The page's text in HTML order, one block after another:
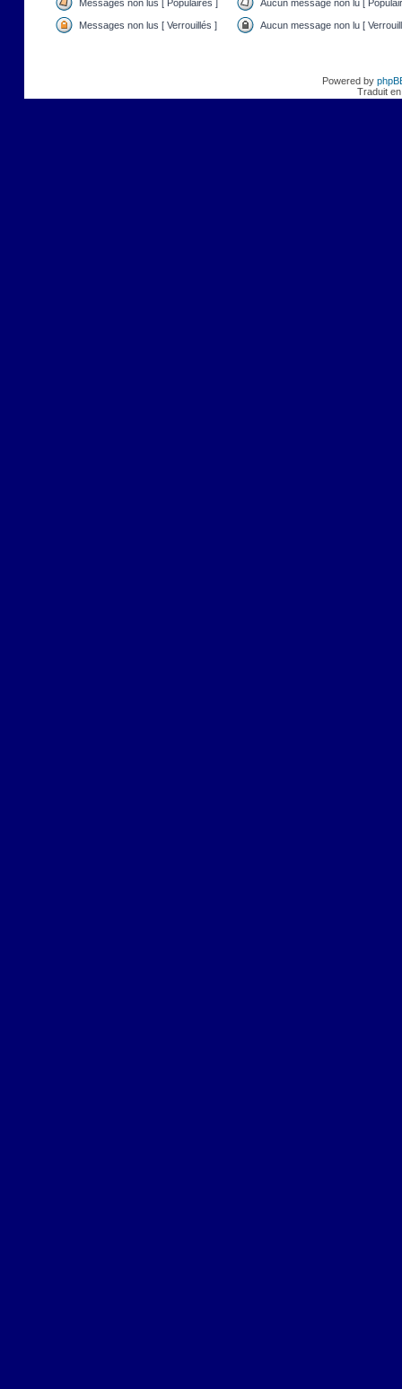
Messages non lus [ Populaires ] Aucun message non lu [
Messages non lus [ Verrouillés ] Aucun message non lu [
Powered by
Traduit